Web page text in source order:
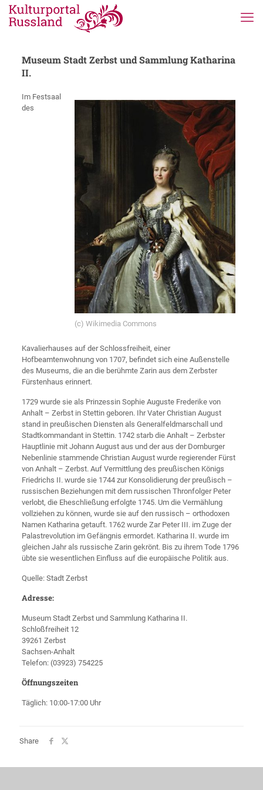
Museum Stadt Zerbst und Sammlung Katharina
II.
(c) Wikimedia Commons
Im Festsaal
des
Kavalierhauses auf der Schlossfreiheit, einer
Hofbeamtenwohnung von 1707, befindet sich eine Außenstelle
des Museums, die an die berühmte Zarin aus dem Zerbster
Fürstenhaus erinnert.
1729 wurde sie als Prinzessin Sophie Auguste Frederike von
Anhalt – Zerbst in Stettin geboren. Ihr Vater Christian August
stand in preußischen Diensten als Generalfeldmarschall und
Stadtkommandant in Stettin. 1742 starb die Anhalt – Zerbster
Hauptlinie mit Johann August aus und der aus der Dornburger
Nebenlinie stammende Christian August wurde regierender Fürst
von Anhalt – Zerbst. Auf Vermittlung des preußischen Königs
Friedrichs II. wurde sie 1744 zur Konsolidierung der preußisch –
russischen Beziehungen mit dem russischen Thronfolger Peter
verlobt, die Eheschließung erfolgte 1745. Um die Vermählung
vollziehen zu können, wurde sie auf den russisch – orthodoxen
Namen Katharina getauft. 1762 wurde Zar Peter III. im Zuge der
Palastrevolution im Gefängnis ermordet. Katharina II. wurde im
gleichen Jahr als russische Zarin gekrönt. Bis zu ihrem Tode 1796
übte sie wesentlichen Einfluss auf die europäische Politik aus.
Quelle: Stadt Zerbst
Adresse:
Museum Stadt Zerbst und Sammlung Katharina II.
Schloßfreiheit 12
39261 Zerbst
Sachsen-Anhalt
Telefon: (03923) 754225
Öffnungszeiten
Täglich: 10:00-17:00 Uhr
Share